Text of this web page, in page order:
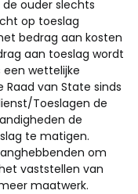
ouder slechts
op toeslag
bedrag aan kosten
aan toeslag wordt
een wettelijke
van State sinds
Toeslagen de
de
te matigen.
om
vaststellen van
maatwerk.